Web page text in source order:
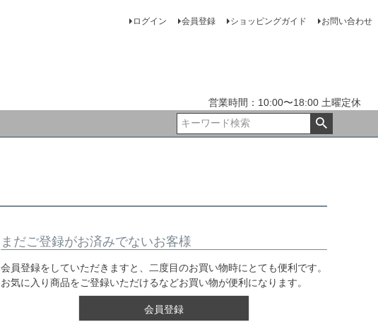
ログイン 会員登録 ショッピングガイド お問い合わせ
営業時間：10:00〜18:00 土曜定休
まだご登録がお済みでないお客様
会員登録をしていただきますと、二度目のお買い物時にとても便利です。
お気に入り商品をご登録いただけるなどお買い物が便利になります。
会員登録